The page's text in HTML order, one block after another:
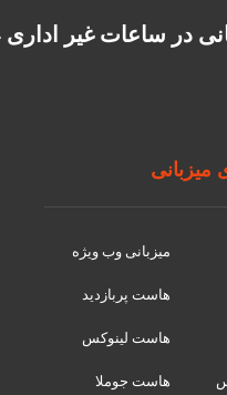
ساعات غیر اداری 09333030294 - 09303030294
میزبانی وب ویژه
هاست پربازدید
هاست لینوکس
هاست جوملا